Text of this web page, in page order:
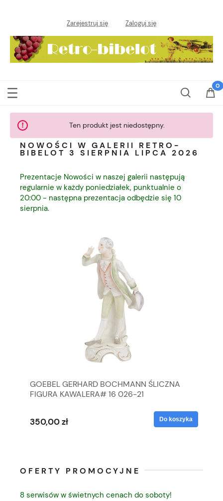
Zarejestruj się Zaloguj się
Ten produkt jest niedostępny.
NOWOŚCI W GALERII RETRO-
BIBELOT 3 SIERPNIA LIPCA 2026
Prezentacje Nowości w naszej galerii następują
regularnie w każdy poniedziałek, punktualnie o
20:00 - następna prezentacja odbędzie się 10
sierpnia.
GOEBEL GERHARD BOCHMANN ŚLICZNA
FIGURA KAWALERA# 16 026-21
350,00 zł Do koszyka
OFERTY PROMOCYJNE
8 serwisów w świetnych cenach do soboty!